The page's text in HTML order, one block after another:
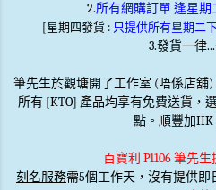
2.所有網購訂單 逢星
[星期四發貨 : 只提供所有星期二
3.發貨一律
筆先生於觀塘開了工作室 (唔係店舖
所有 [KTO] 產品均享有免費送貨，
點。順豐加HK
百寶利 P1106 筆先
刻名服務需5個工作天，沒有提供即